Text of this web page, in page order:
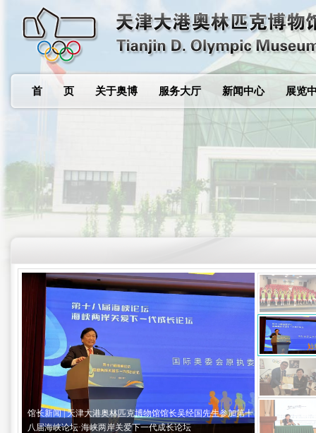
首 页 关于奥博 服务大厅 新闻中心 展览
馆长新闻 | 天津大港奥林匹克博物馆馆长吴经国先生参加第十
八届海峡论坛·海峡两岸关爱下一代成长论坛